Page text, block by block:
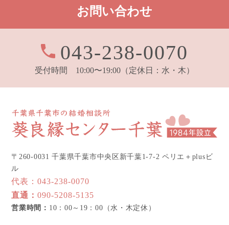
お問い合わせ
043-238-0070
受付時間 10:00〜19:00 （定休日：水・木）
〒260-0031 千葉県千葉市中央区新千葉1-7-2 ペリエ＋plusビ
ル
代表：043-238-0070
直通：090-5208-5135
営業時間： 10：00～19：00（水・木定休）